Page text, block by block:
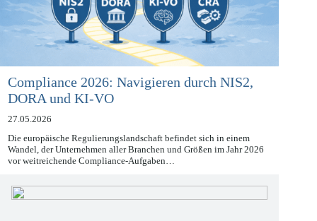
Compliance 2026: Navigieren durch NIS2,
DORA und KI-VO
27.05.2026
Die europäische Regulierungslandschaft befindet sich in einem
Wandel, der Unternehmen aller Branchen und Größen im Jahr 2026